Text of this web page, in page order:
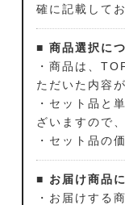
確に記載して
■ 商品選択に
・商品は、
ただいた内容
・セット品と
ざいますので
・セット品の
■ お届け商品
・お届けする